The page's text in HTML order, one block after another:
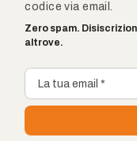
codice via email.
Zero spam.
altrove.